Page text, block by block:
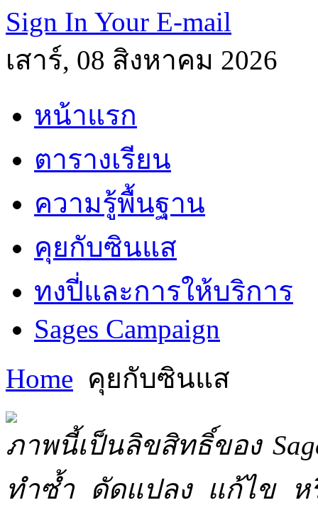
Sign In Your E-mail
เสาร์, 08 สิงหาคม 2026
หน้าแรก
ตารางเรียน
ความรู้พื้นฐาน
คุยกับซินแส
ทงปี่และการให้บริการ
Sages Campaign
Home คุยกับซินแส
ภาพนี้เป็นลิขสิทธิ์ของ
ทำซ้ำ ดัดแปลง แก้ไข ห